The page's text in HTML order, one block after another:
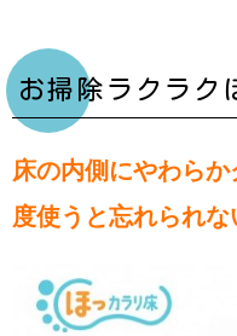
お掃除ラクラク
床の内側にやわら
度使うと忘れられな